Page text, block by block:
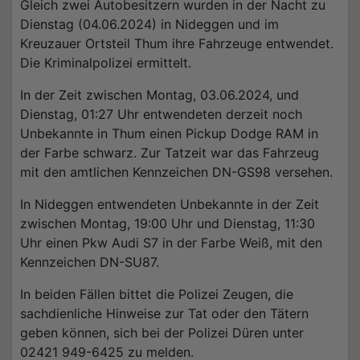
Gleich zwei Autobesitzern wurden in der Nacht zu
Dienstag (04.06.2024) in Nideggen und im
Kreuzauer Ortsteil Thum ihre Fahrzeuge entwendet.
Die Kriminalpolizei ermittelt.
In der Zeit zwischen Montag, 03.06.2024, und
Dienstag, 01:27 Uhr entwendeten derzeit noch
Unbekannte in Thum einen Pickup Dodge RAM in
der Farbe schwarz. Zur Tatzeit war das Fahrzeug
mit den amtlichen Kennzeichen DN-GS98 versehen.
In Nideggen entwendeten Unbekannte in der Zeit
zwischen Montag, 19:00 Uhr und Dienstag, 11:30
Uhr einen Pkw Audi S7 in der Farbe Weiß, mit den
Kennzeichen DN-SU87.
In beiden Fällen bittet die Polizei Zeugen, die
sachdienliche Hinweise zur Tat oder den Tätern
geben können, sich bei der Polizei Düren unter
02421 949-6425 zu melden.